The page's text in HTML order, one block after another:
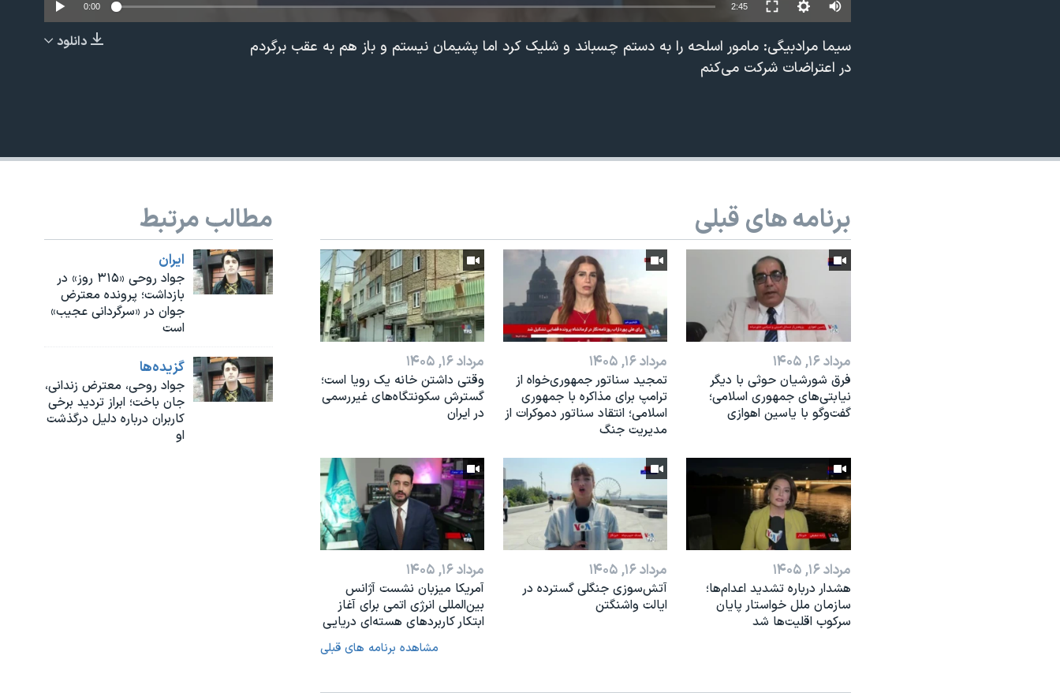
EMBED
0:00 2:45
دانلود
سیما مرادبیگی: مامور اسلحه را به دستم چسباند و شلیک کرد اما پشیمان نیستم و باز هم به عقب برگردم
در اعتراضات شرکت می‌کنم
مطالب مرتبط
ايران
جواد روحی «۳۱۵ روز» در
بازداشت؛ پرونده معترض
جوان در «سرگردانی عجیب»
است
گزيده‌ها
جواد روحی، معترض زندانی،
جان باخت؛ ابراز تردید برخی
کاربران درباره دلیل درگذشت
او
برنامه های قبلی
مرداد ۱۶, ۱۴۰۵
فرق شورشیان حوثی با دیگر
نیابتی‌های جمهوری اسلامی؛
گفت‌وگو با یاسین اهوازی
مرداد ۱۶, ۱۴۰۵
تمجید سناتور جمهوری‌خواه از
ترامپ برای مذاکره با جمهوری
اسلامی؛ انتقاد سناتور دموکرات از
مدیریت جنگ
مرداد ۱۶, ۱۴۰۵
وقتی داشتن خانه یک رویا است؛
گسترش سکونتگاه‌های غیررسمی
در ایران
مرداد ۱۶, ۱۴۰۵
هشدار درباره تشدید اعدام‌ها؛
سازمان ملل خواستار پایان
سرکوب اقلیت‌ها شد
مرداد ۱۶, ۱۴۰۵
آتش‌سوزی جنگلی گسترده در
ایالت واشنگتن
مرداد ۱۶, ۱۴۰۵
آمریکا میزبان نشست آژانس
بین‌المللی انرژی اتمی برای آغاز
ابتکار کاربردهای هسته‌ای دریایی
مشاهده برنامه های قبلی